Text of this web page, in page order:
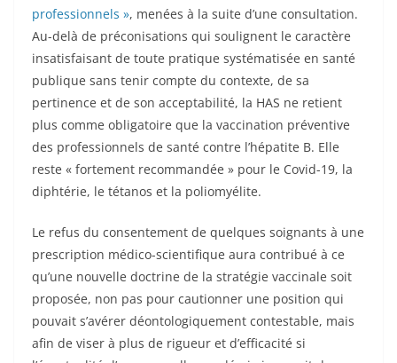
professionnels », menées à la suite d’une consultation.
Au-delà de préconisations qui soulignent le caractère
insatisfaisant de toute pratique systématisée en santé
publique sans tenir compte du contexte, de sa
pertinence et de son acceptabilité, la HAS ne retient
plus comme obligatoire que la vaccination préventive
des professionnels de santé contre l’hépatite B. Elle
reste « fortement recommandée » pour le Covid-19, la
diphtérie, le tétanos et la poliomyélite.
Le refus du consentement de quelques soignants à une
prescription médico-scientifique aura contribué à ce
qu’une nouvelle doctrine de la stratégie vaccinale soit
proposée, non pas pour cautionner une position qui
pouvait s’avérer déontologiquement contestable, mais
afin de viser à plus de rigueur et d’efficacité si